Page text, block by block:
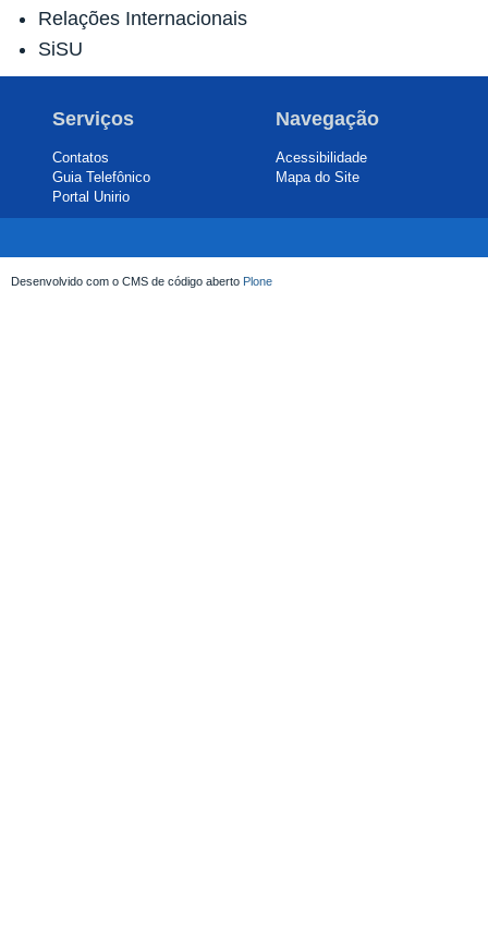
Relações Internacionais
SiSU
Serviços
Contatos
Guia Telefônico
Portal Unirio
Navegação
Acessibilidade
Mapa do Site
Desenvolvido com o CMS de código aberto Plone